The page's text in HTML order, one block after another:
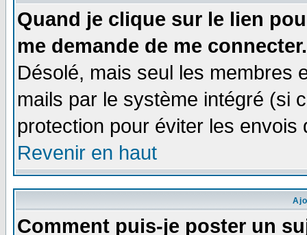
Quand je clique sur le lien
me demande de me connecter.
Désolé, mais seul les membres
mails par le système intégré (si
protection pour éviter les
Revenir en haut
Comment puis-je poster un